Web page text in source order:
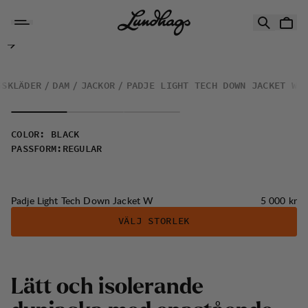
Padje Light Tech Down Jacket W
DAM JACKOR PADJE LIGHT TECH DOWN JACKET W
COLOR :
BLACK
PASSFORM : REGULAR
Padje Light Tech Down Jacket W Pris:
5 000 kr
VÄLJ STORLEK
Lätt och isolerande